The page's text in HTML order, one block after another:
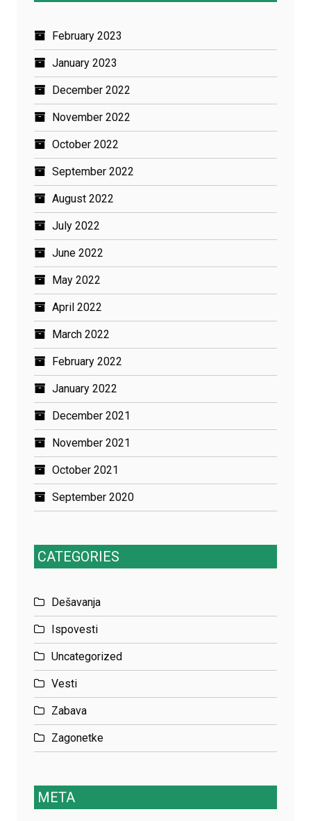
February 2023
January 2023
December 2022
November 2022
October 2022
September 2022
August 2022
July 2022
June 2022
May 2022
April 2022
March 2022
February 2022
January 2022
December 2021
November 2021
October 2021
September 2020
CATEGORIES
Dešavanja
Ispovesti
Uncategorized
Vesti
Zabava
Zagonetke
META